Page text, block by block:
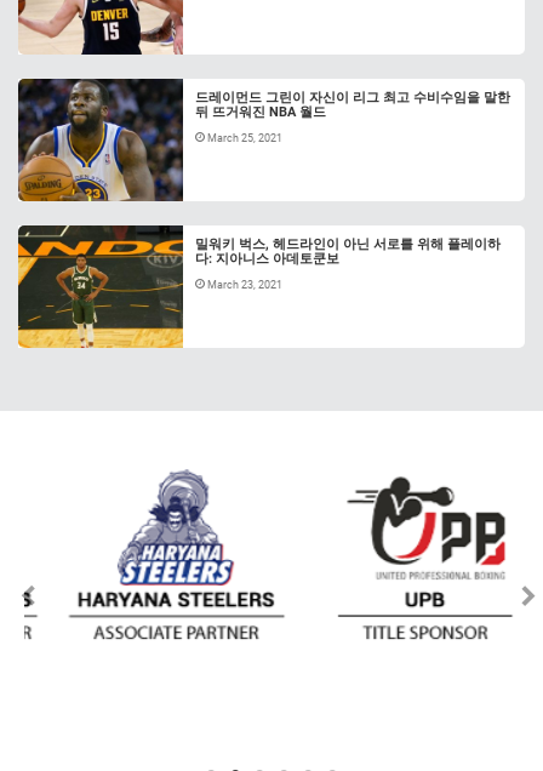
드레이먼드 그린이 자신이 리그 최고 수비수임을 말한
뒤 뜨거워진 NBA 월드
March 25, 2021
밀워키 벅스, 헤드라인이 아닌 서로를 위해 플레이하
다: 지아니스 아데토쿤보
March 23, 2021